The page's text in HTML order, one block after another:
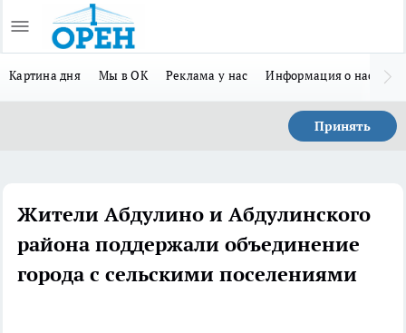
Картина дня Мы в ОК Реклама у нас Информация о нас
Принять
Жители Абдулино и Абдулинского
района поддержали объединение
города с сельскими поселениями